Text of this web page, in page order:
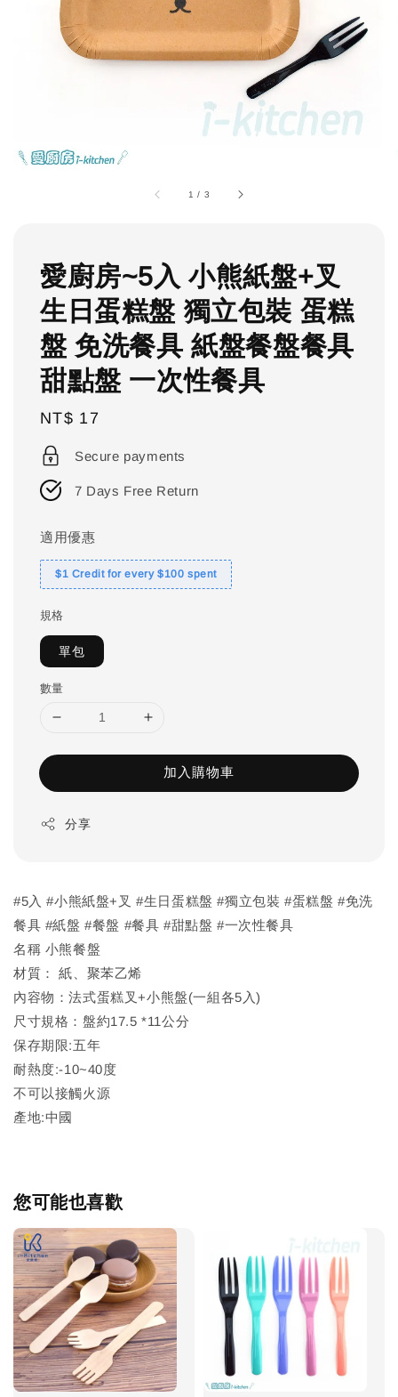
1 / 3
愛廚房~5入 小熊紙盤+叉
生日蛋糕盤 獨立包裝 蛋糕
盤 免洗餐具 紙盤餐盤餐具
甜點盤 一次性餐具
Regular
price
NT$ 17
Secure payments
7 Days Free Return
適用優惠
$1 Credit for every $100 spent
規格
單包
數量
加入購物車
分享
#5入 #小熊紙盤+叉 #生日蛋糕盤 #獨立包裝 #蛋糕盤 #免洗
餐具 #紙盤 #餐盤 #餐具 #甜點盤 #一次性餐具
名稱 小熊餐盤
材質： 紙、聚苯乙烯
內容物：法式蛋糕叉+小熊盤(一組各5入)
尺寸規格：盤約17.5 *11公分
保存期限:五年
耐熱度:-10~40度
不可以接觸火源
產地:中國
您可能也喜歡